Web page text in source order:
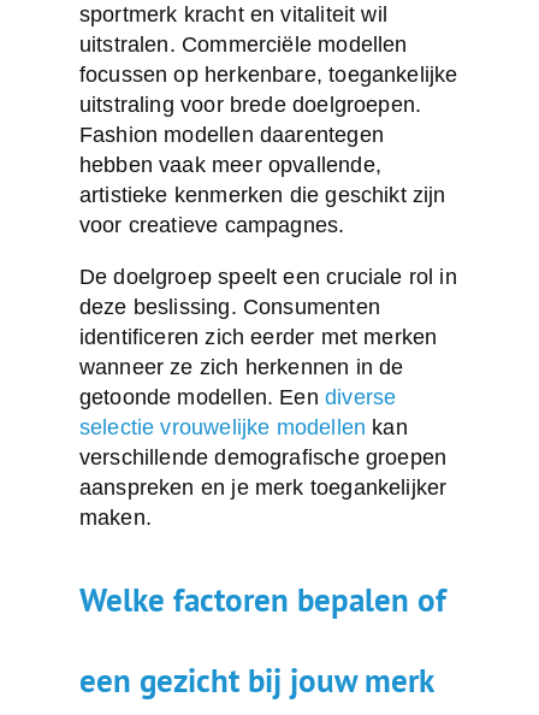
sportmerk kracht en vitaliteit wil
uitstralen. Commerciële modellen
focussen op herkenbare, toegankelijke
uitstraling voor brede doelgroepen.
Fashion modellen daarentegen
hebben vaak meer opvallende,
artistieke kenmerken die geschikt zijn
voor creatieve campagnes.
De doelgroep speelt een cruciale rol in
deze beslissing. Consumenten
identificeren zich eerder met merken
wanneer ze zich herkennen in de
getoonde modellen. Een diverse
selectie vrouwelijke modellen kan
verschillende demografische groepen
aanspreken en je merk toegankelijker
maken.
Welke factoren bepalen of
een gezicht bij jouw merk